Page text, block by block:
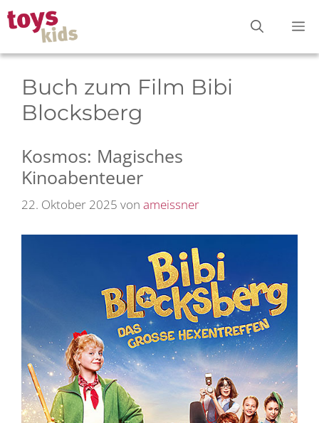
Zum
Inhalt
springen
Buch zum Film Bibi
Blocksberg
Kosmos: Magisches
Kinoabenteuer
22. Oktober 2025 von ameissner